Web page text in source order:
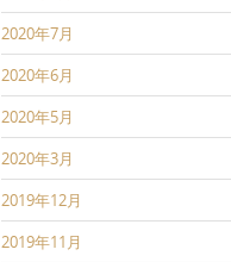
2020年7月
2020年6月
2020年5月
2020年3月
2019年12月
2019年11月